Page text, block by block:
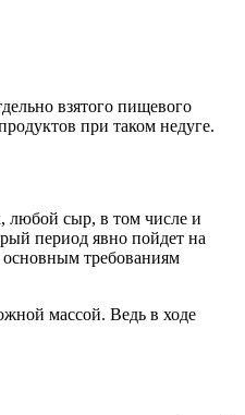
взятого пищевого
при таком недуге.
любой сыр, в том числе и
период явно пойдет на
основным требованиям
массой. Ведь в ходе